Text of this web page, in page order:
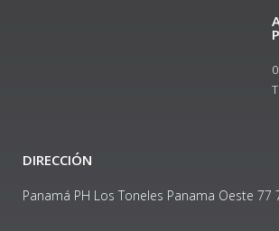
DIRECCIÓN
Panamá PH Los Toneles Panama Oeste 77